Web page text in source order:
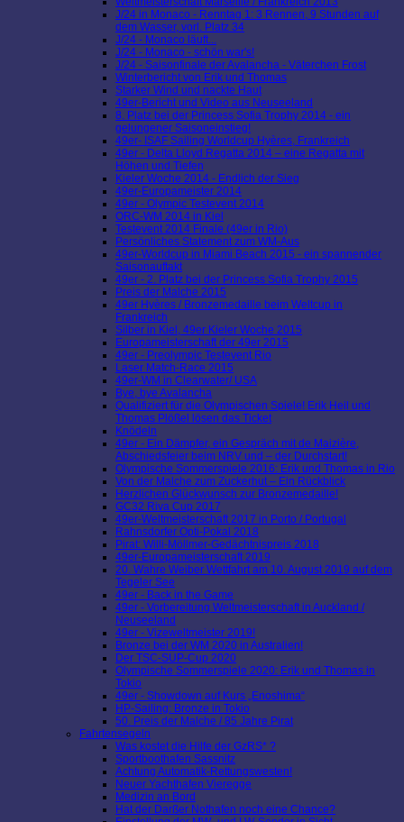
J/24 in Monaco - Renntag 1: 3 Rennen, 9 Stunden auf
dem Wasser, vorl. Platz 34
J/24 - Monaco läuft...
J/24 - Monaco - schön war's!
J/24 - Saisonfinale der Avalancha - Väterchen Frost
Winterbericht von Erik und Thomas
Starker Wind und nackte Haut
49er-Bericht und Video aus Neuseeland
8. Platz bei der Princess Sofia Trophy 2014 - ein
gelungener Saisoneinstieg!
49er- ISAF Sailing Worldcup Hyères, Frankreich
49er - Delta Lloyd Regatta 2014 – eine Regatta mit
Höhen und Tiefen
Kieler Woche 2014 - Endlich der Sieg
49er-Europameister 2014
49er - Olympic Testevent 2014
ORC-WM 2014 in Kiel
Testevent 2014 Finale (49er in Rio)
Persönliches Statement zum WM-Aus
49er-Worldcup in Miami Beach 2015 - ein spannender
Saisonauftakt
49er - 2. Platz bei der Princess Sofia Trophy 2015
Preis der Malche 2015
49er Hyères / Bronzemedaille beim Weltcup in
Frankreich
Silber in Kiel, 49er Kieler Woche 2015
Europameisterschaft der 49er 2015
49er - Preolympic Testevent Rio
Laser Match-Race 2015
49er-WM in Clearwater/ USA
Bye, bye Avalancha
Qualifiziert für die Olympischen Spiele! Erik Heil und
Thomas Plößel lösen das Ticket
Knödeln
49er - Ein Dämpfer, ein Gespräch mit de Maizière,
Abschiedsfeier beim NRV und – der Durchstart!
Olympische Sommerspiele 2016: Erik und Thomas in Rio
Von der Malche zum Zuckerhut – Ein Rückblick
Herzlichen Glückwunsch zur Bronzemedaille!
GC32 Riva Cup 2017
49er-Weltmeisterschaft 2017 in Porto / Portugal
Rahnsdorfer Opti-Pokal 2018
Pirat: Willi-Möllmer-Gedächtnispreis 2018
49er-Europameisterschaft 2019
20. Wahre Weiber Wettfahrt am 10. August 2019 auf dem
Tegeler See
49er - Back in the Game
49er - Vorbereitung Weltmeisterschaft in Auckland /
Neuseeland
49er - Vizeweltmeister 2019!
Bronze bei der WM 2020 in Australien!
Der TSC-SUP-Cup 2020
Olympische Sommerspiele 2020: Erik und Thomas in
Tokio
49er - Showdown auf Kurs „Enoshima“
HP-Sailing: Bronze in Tokio
50. Preis der Malche / 85 Jahre Pirat
Fahrtensegeln
Was kostet die Hilfe der GzRS* ?
Sportboothafen Sassnitz
Achtung Automatik-Rettungswesten!
Neuer Yachthafen Vieregge
Medizin an Bord
Hat der Darßer Nothafen noch eine Chance?